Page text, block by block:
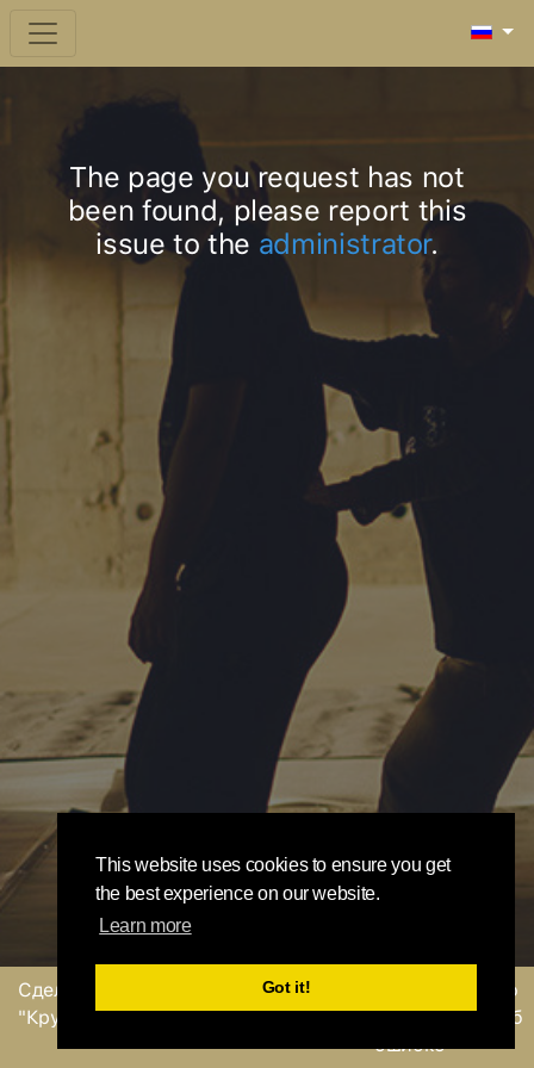
This website uses cookies to ensure you get
the best experience on our website.
Learn more
Got it!
The page you request has not
been found, please report this
issue to the administrator.
Сделано
"Круглый Робин"
Отправить обратную
связь или сообщение об
ошибке